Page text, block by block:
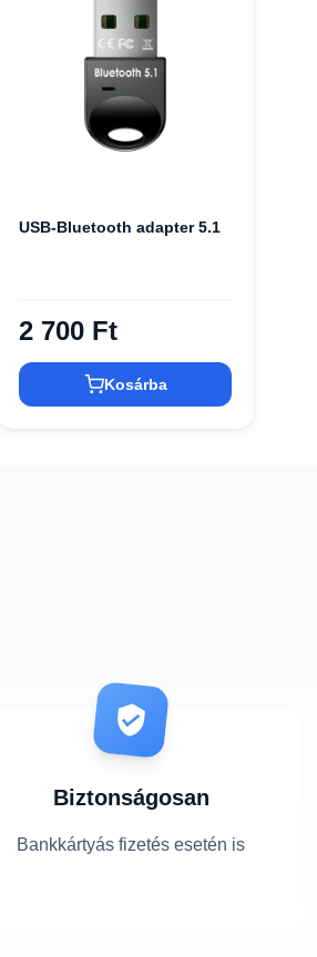
USB-Bluetooth adapter 5.1
2 700 Ft
Kosárba
Biztonságosan
Bankkártyás fizetés esetén is